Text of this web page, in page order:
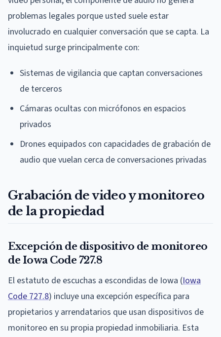
problemas legales porque usted suele estar
involucrado en cualquier conversación que se capta. La
inquietud surge principalmente con:
Sistemas de vigilancia que captan conversaciones
de terceros
Cámaras ocultas con micrófonos en espacios
privados
Drones equipados con capacidades de grabación de
audio que vuelan cerca de conversaciones privadas
Grabación de video y monitoreo
de la propiedad
Excepción de dispositivo de monitoreo
de Iowa Code 727.8
El estatuto de escuchas a escondidas de Iowa (Iowa
Code 727.8) incluye una excepción específica para
propietarios y arrendatarios que usan dispositivos de
monitoreo en su propia propiedad inmobiliaria. Esta